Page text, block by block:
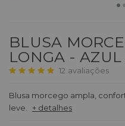
BLUSA
LONGA -
12 avaliações
Blusa morcego ampla,
leve.
+ detalhes